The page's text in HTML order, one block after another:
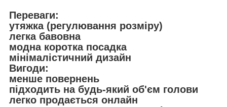
Переваги:
утяжка (регулювання розміру)
легка бавовна
модна коротка посадка
мінімалістичний дизайн
Вигоди:
менше повернень
підходить на будь-який об'єм голови
легко продається онлайн